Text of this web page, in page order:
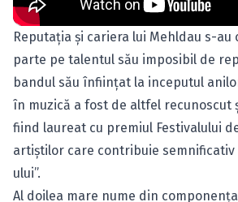
Reputaţia şi cariera lui Mehldau s-
parte pe talentul său imposibil de
bandul său înfiinţat la inceputul
în muzică a fost de altfel recunoscut
fiind laureat cu premiul Festivalului
artiştilor care contribuie semnificativ
ului”.
Al doilea mare nume din